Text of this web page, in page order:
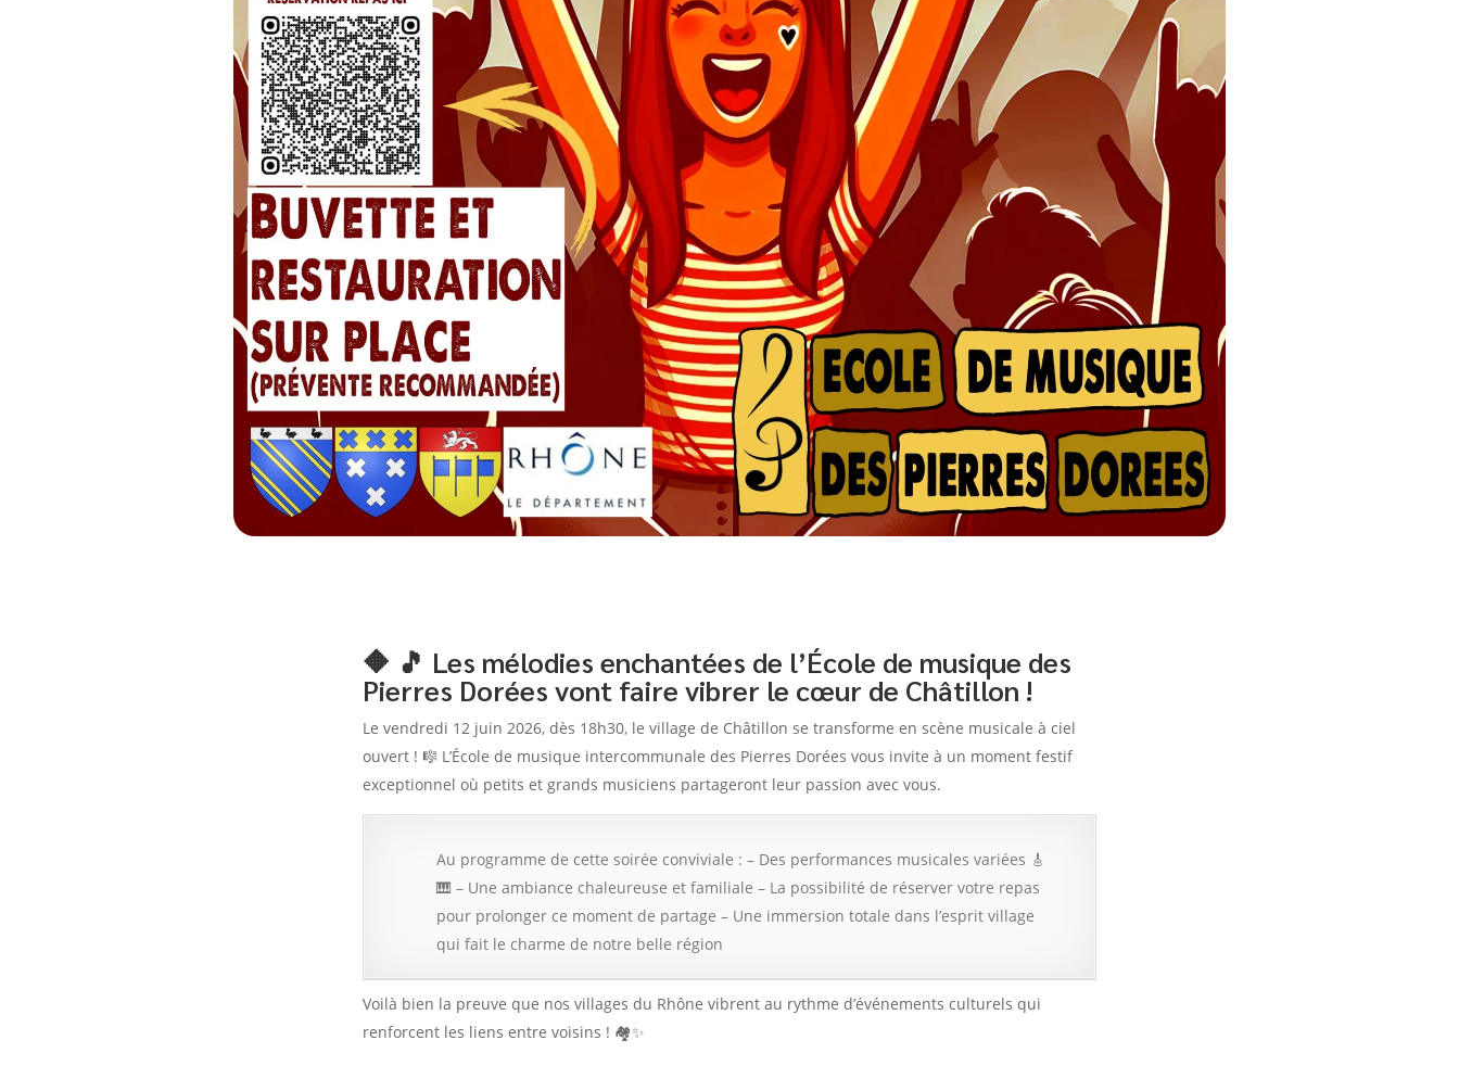
🔶 🎵 Les mélodies enchantées de l’École de musique des
Pierres Dorées vont faire vibrer le cœur de Châtillon !
Le vendredi 12 juin 2026, dès 18h30, le village de Châtillon se transforme en scène musicale à ciel
ouvert ! 🎼 L’École de musique intercommunale des Pierres Dorées vous invite à un moment festif
exceptionnel où petits et grands musiciens partageront leur passion avec vous.
Au programme de cette soirée conviviale : – Des performances musicales variées 🎸
🎹 – Une ambiance chaleureuse et familiale – La possibilité de réserver votre repas
pour prolonger ce moment de partage – Une immersion totale dans l’esprit village
qui fait le charme de notre belle région
Voilà bien la preuve que nos villages du Rhône vibrent au rythme d’événements culturels qui
renforcent les liens entre voisins ! 🏘️✨